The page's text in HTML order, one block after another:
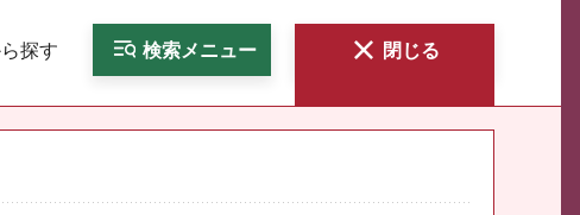
探す 検索メニュー 閉じる